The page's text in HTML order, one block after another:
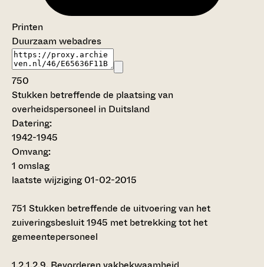
Printen
Duurzaam webadres
750
Stukken betreffende de plaatsing van
overheidspersoneel in Duitsland
Datering:
1942-1945
Omvang:
1 omslag
laatste wijziging 01-02-2015
751 Stukken betreffende de uitvoering van het
zuiveringsbesluit 1945 met betrekking tot het
gemeentepersoneel